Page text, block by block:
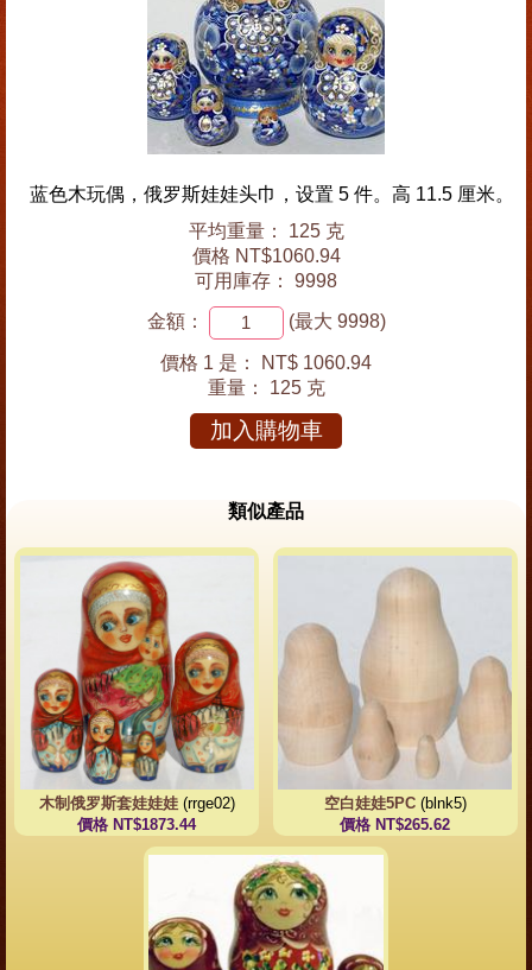
蓝色木玩偶，俄罗斯娃娃头巾，设置 5 件。高 11.5 厘米。
平均重量： 125 克
價格 NT$1060.94
可用庫存： 9998
金額： (最大 9998)
價格 1 是：
NT$ 1060.94
重量： 125 克
加入購物車
類似產品
木制俄罗斯套娃娃娃 (rrge02)
價格 NT$1873.44
空白娃娃5PC(blnk5)
價格 NT$265.62